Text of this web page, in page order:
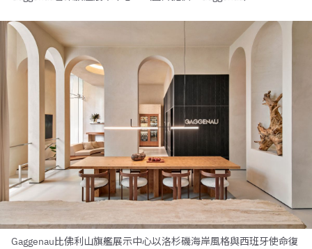
Gaggenau比佛利山旗艦展示中心以洛杉磯海岸風格與西班牙使命復